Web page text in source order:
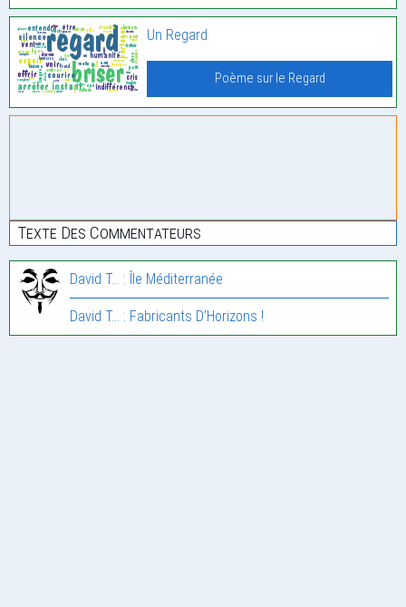
Un Regard
Poème sur le Regard
Texte Des Commentateurs
David T... : Île Méditerranée
David T... : Fabricants D’Horizons !